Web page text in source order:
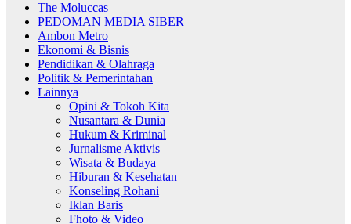
The Moluccas
PEDOMAN MEDIA SIBER
Ambon Metro
Ekonomi & Bisnis
Pendidikan & Olahraga
Politik & Pemerintahan
Lainnya
Opini & Tokoh Kita
Nusantara & Dunia
Hukum & Kriminal
Jurnalisme Aktivis
Wisata & Budaya
Hiburan & Kesehatan
Konseling Rohani
Iklan Baris
Fhoto & Video